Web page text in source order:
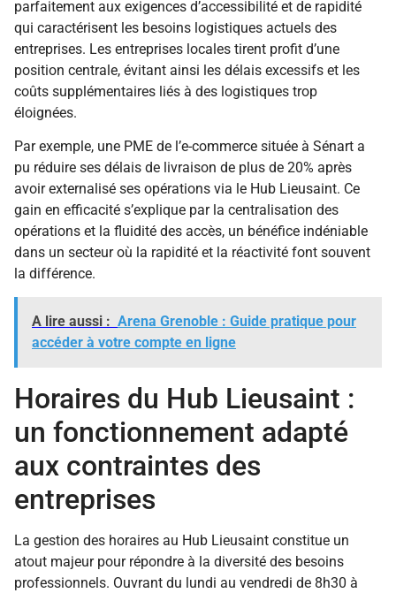
parfaitement aux exigences d’accessibilité et de rapidité
qui caractérisent les besoins logistiques actuels des
entreprises. Les entreprises locales tirent profit d’une
position centrale, évitant ainsi les délais excessifs et les
coûts supplémentaires liés à des logistiques trop
éloignées.
Par exemple, une PME de l’e-commerce située à Sénart a
pu réduire ses délais de livraison de plus de 20% après
avoir externalisé ses opérations via le Hub Lieusaint. Ce
gain en efficacité s’explique par la centralisation des
opérations et la fluidité des accès, un bénéfice indéniable
dans un secteur où la rapidité et la réactivité font souvent
la différence.
A lire aussi : Arena Grenoble : Guide pratique pour
accéder à votre compte en ligne
Horaires du Hub Lieusaint :
un fonctionnement adapté
aux contraintes des
entreprises
La gestion des horaires au Hub Lieusaint constitue un
atout majeur pour répondre à la diversité des besoins
professionnels. Ouvrant du lundi au vendredi de 8h30 à